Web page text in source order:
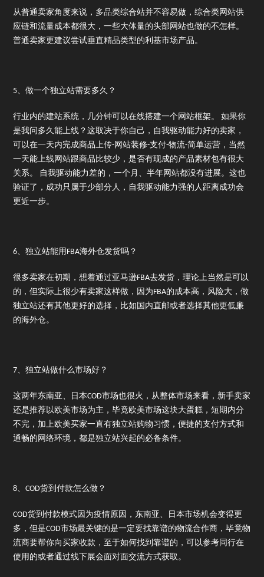
从普通卖家角度来说，多品类综合站并不容易做，综合类网站供
应链和流量成本都很大，一些大体量的头部网站也做的不怎样。
普通卖家更建议尝试垂直精品类型的利基市场产品。
5、做一个独立站需要多久？
行业内的建站系统，几分钟可以在线搭建一个网站框架。 如果你
是我问多久能上线？这取决于你自己，自我驱动能力好的卖家，
可以在一天内完成商品上传-网站装修-支付-物流-简单运营，当然
一天能上线网站跟商品比较少，是否有现成的产品素材包有很大
关系。 自我驱动能力差的，一个月、半年网站都没有进展。这也
验证了，成功只属于少部分人，自我驱动能力强的人距离成功会
更近一步。
6、独立站能用FBA海外仓发货吗？
很多卖家在初期，想着通过亚马逊FBA去发货，理论上当然是可以
的，但实际上很少有卖家这样做，因为FBA的成本高，风险大，做
独立站还有其他更好的选择，比如国内直邮或者选择其他更低廉
的海外仓。
7、独立站做什么市场好？
这两年东南亚、日本COD市场也很火，从整体市场来看，新手卖家
还是推荐以欧美市场为主，毕竟欧美市场这块大蛋糕，短期内分
不完，加上欧美买家一直有独立站购物习惯，便捷的支付方式和
通畅的网络环境，都是独立站兴起的必备条件。
8、COD货到付款怎么做？
COD货到付款模式因为疫情原因，东南亚、日本市场机会变得更
多，但是COD市场最关键的是一定要找靠谱的物流合作商，毕竟物
流商要帮你向买家收款，至于如何找到靠谱的，可以参考同行在
使用的或者通过线下展会面对面交流方式获取。